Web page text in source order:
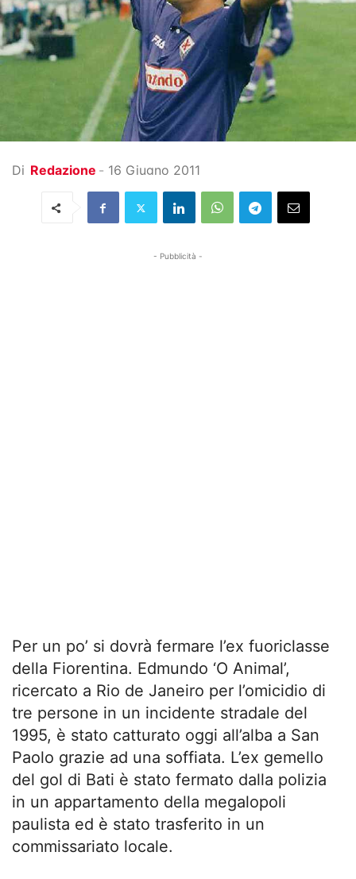
Di Redazione - 16 Giugno 2011
- Pubblicità -
Per un po’ si dovrà fermare l’ex fuoriclasse
della Fiorentina. Edmundo ‘O Animal’,
ricercato a Rio de Janeiro per l’omicidio di
tre persone in un incidente stradale del
1995, è stato catturato oggi all’alba a San
Paolo grazie ad una soffiata. L’ex gemello
del gol di Bati è stato fermato dalla polizia
in un appartamento della megalopoli
paulista ed è stato trasferito in un
commissariato locale.